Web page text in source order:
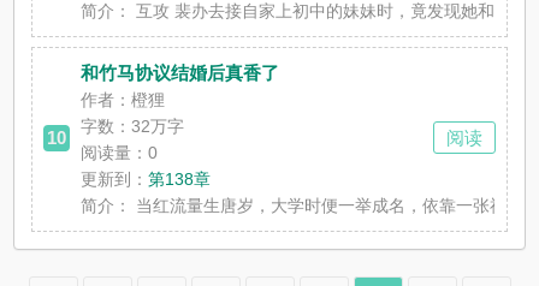
简介：
互攻 裴办去接自家上初中的妹妹时，竟发现她和另
10
和竹马协议结婚后真香了
作者：橙狸
字数：32万字
阅读量：0
更新到：第138章
简介：
当红流量生唐岁，大学时便一举成名，依靠一张神颜
阅读